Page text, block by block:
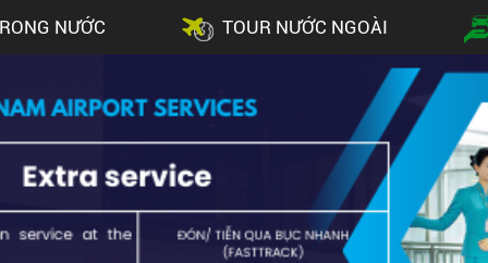
NƯỚC TOUR NƯỚC NGOÀI